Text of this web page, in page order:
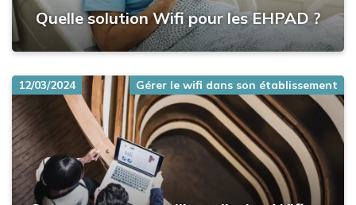
Quelle solution Wifi pour les EHPAD ?
12/03/2024 Gérer le wifi dans son établissement